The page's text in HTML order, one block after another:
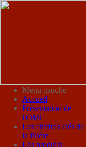
Menu gauche
Accueil
Présentation de
l'OMC
Les chiffres clés de
la filière
Les produits